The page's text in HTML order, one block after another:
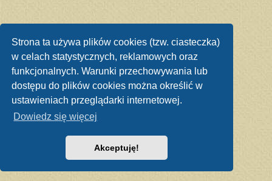
Strona ta używa plików cookies (tzw. ciasteczka)
w celach statystycznych, reklamowych oraz
funkcjonalnych. Warunki przechowywania lub
dostępu do plików cookies można określić w
ustawieniach przeglądarki internetowej.
Dowiedz się więcej
Akceptuję!